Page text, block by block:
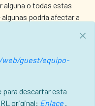
alguna o todas estas
podría afectar a
nuestra
DE NAVEGACIÓN
guest/equipo-
para descartar esta
original: Enlace .